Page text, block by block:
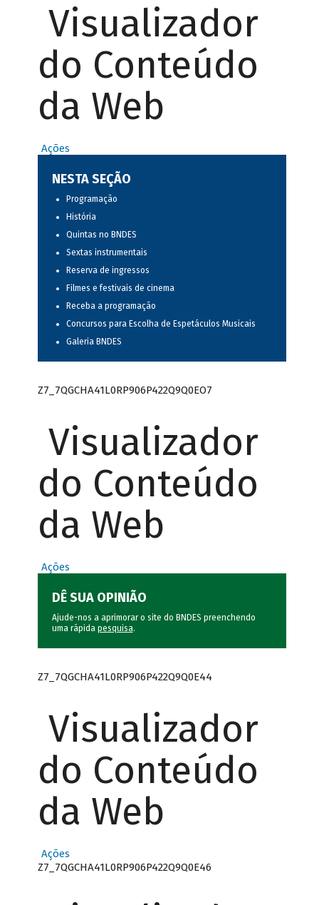
Visualizador
do Conteúdo
da Web
Ações
NESTA SEÇÃO
Programação
História
Quintas no BNDES
Sextas instrumentais
Reserva de ingressos
Filmes e festivais de cinema
Receba a programação
Concursos para Escolha de Espetáculos Musicais
Galeria BNDES
Z7_7QGCHA41L0RP906P422Q9Q0EO7
Visualizador
do Conteúdo
da Web
Ações
DÊ SUA OPINIÃO
Ajude-nos a aprimorar o site do BNDES preenchendo
uma rápida pesquisa.
Z7_7QGCHA41L0RP906P422Q9Q0E44
Visualizador
do Conteúdo
da Web
Ações
Z7_7QGCHA41L0RP906P422Q9Q0E46